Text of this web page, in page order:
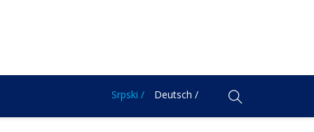
Srpski / Deutsch /